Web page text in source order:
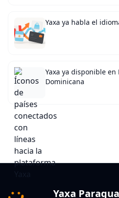
Yaxa ya habla el
Yaxa ya disponible en
Dominicana
Yaxa